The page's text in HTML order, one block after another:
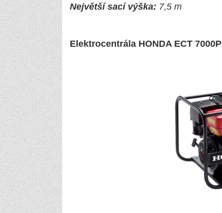
Největší sací výška: 7,5 m
Elektrocentrála HONDA ECT 7000P